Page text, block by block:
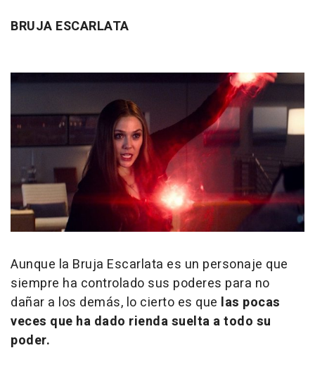
BRUJA ESCARLATA
Aunque la Bruja Escarlata es un personaje que
siempre ha controlado sus poderes para no
dañar a los demás, lo cierto es que las pocas
veces que ha dado rienda suelta a todo su
poder.